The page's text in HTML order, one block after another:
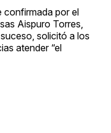
confirmada por el
Aispuro Torres,
solicitó a los
atender “el